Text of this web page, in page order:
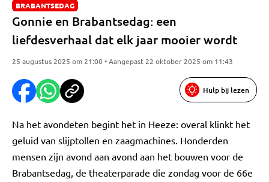
BRABANTSEDAG
Gonnie en Brabantsedag: een
liefdesverhaal dat elk jaar mooier wordt
25 augustus 2025 om 21:00 • Aangepast 22 oktober 2025 om 11:43
Hulp bij lezen
Na het avondeten begint het in Heeze: overal klinkt het
geluid van slijptollen en zaagmachines. Honderden
mensen zijn avond aan avond aan het bouwen voor de
Brabantsedag, de theaterparade die zondag voor de 66e